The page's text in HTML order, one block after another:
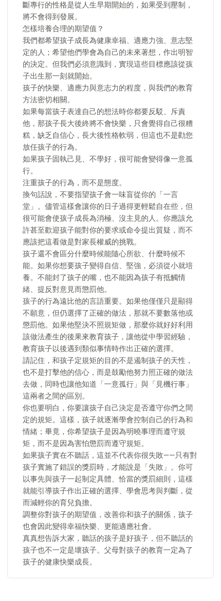
斷專行的性格是從人生早期開始的，如果受到壓制，
將不會得到發展。
怎樣培養合理的期望值？
我們都希望孩子成長為健康幸福、適應力強、意志堅
定的人；希望他們學會為自己的未來著想，作出明智
的決定。但我們必須意識到，實現這些目標應該從孩
子出生那一刻就開始。
孩子的快樂、適應力與意志力的程度，與我們的教育
方法密切相關。
如果每當孩子表達自己的想法時你都要反駁、斥責
他，那孩子長大後終將不會快樂，只會覺得自己很糟
糕，缺乏自信心，長大後性格軟弱，但這也不是勸您
放任孩子的行為。
如果孩子固執己見、不學好，很可能會變得像一意孤
行。
注重孩子的行為，而不是態度。
換句話說，不要指望孩子會一味盲從你的「一言
堂」。儘管這樣會讓你的日子過得更輕鬆自在些，但
很可能會使孩子成長為消極、沒主見的人。你應該允
許甚至歡迎孩子能對你的要求或命令提出質疑，而不
應該把這看做是對家長權威的挑戰。
孩子還不會區分什麼時候能隨心所欲、什麼時候不
能。如果你想要孩子變得自信、堅強，必須從小就培
養。不能封了孩子的嘴，也不能因為孩子有抵觸情
緒、提反對意見而懲罰他。
孩子的行為遠比他的言語重要。如果他僅僅只是顯得
不願意，但仍選擇了正確的做法，那就不要數落他或
懲罰他。如果他堅決不照規矩做，那麼你就好好利用
該做法產生的後果來教育孩子，讓他從中學習經驗，
教育孩子以後遇到類似事情時作出正確的選擇。
請記住，和孩子定規矩的目的不是遏制孩子的天性，
也不是打擊他的信心，而是鼓勵他努力照正確的做法
去做，同時也讓他知道「一意孤行」與「見機行事」
這兩者之間的區別。
你也要明白，你要讓孩子自己決定是否遵守你們之間
定的規矩。這樣，孩子就逐漸學會控制自己的行為和
情緒；畢竟，你希望孩子是因為明曉事理而遵守規
矩，而不是因為害怕懲罰而遵守規矩。
如果孩子實在不聽話，這並不代表你很失敗——只有對
孩子實施了錯誤的獎罰時，才能說是「失敗」。你可
以事先與孩子一起制定具體、恰當的獎罰細則，這樣
就能引導孩子作出正確的選擇、學會思考與判斷，從
而減輕你的育兒負擔。
調整你對孩子的期望值，改善你和孩子的關係，孩子
也會因此變得幸福快樂、更能適應社會。
真真想告訴大家，聽話的孩子是好孩子，但不聽話的
孩子也不一定是壞孩子。父母對孩子的教育一定為了
孩子的健康快樂成長。